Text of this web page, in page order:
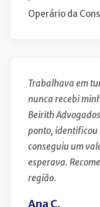
Operário da
Trabalhava em
nunca recebi
Beirith
ponto, identificou
conseguiu um
esperava.
região.
Ana C.